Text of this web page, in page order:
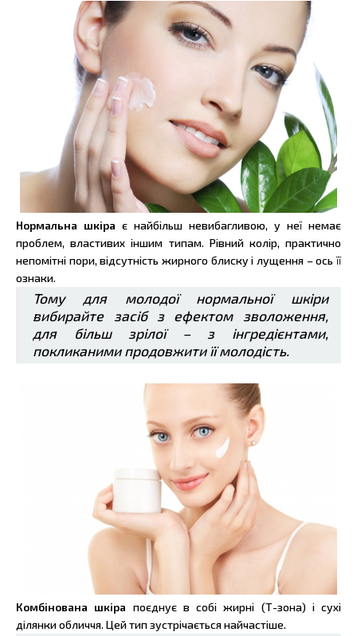
Нормальна шкіра є найбільш невибагливою, у неї немає
проблем, властивих іншим типам. Рівний колір, практично
непомітні пори, відсутність жирного блиску і лущення – ось її
ознаки.
Тому для молодої нормальної шкіри
вибирайте засіб з ефектом зволоження,
для більш зрілої – з інгредієнтами,
покликаними продовжити її молодість.
Комбінована шкіра поєднує в собі жирні (Т-зона) і сухі
ділянки обличчя. Цей тип зустрічається найчастіше.